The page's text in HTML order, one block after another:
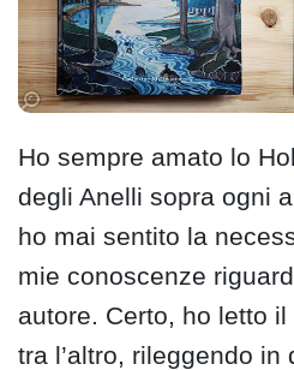
Ho sempre amato lo
degli Anelli sopra ogni
ho mai sentito la
mie conoscenze
autore. Certo, ho letto
tra l’altro, rileggendo